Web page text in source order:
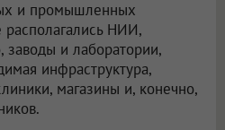
и промышленных
располагались НИИ,
заводы и лаборатории,
инфраструктура,
магазины и, конечно,